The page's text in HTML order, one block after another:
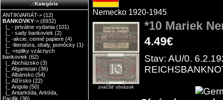
.::Kategórie
ANTIKVARIÁT-> (12)
BANKOVKY-> (6932)
|_ - privátne vydania (101)
|_ - sady bankoviek (2)
|_ -akcie, cenné papiere (4)
|_ -literatúra, obaly, pomôcky (1)
|_ -repliky vzácnych
bankoviek (62)
|_ Abcházsko (3)
|_ Afganistan (36)
|_ Albánsko (54)
|_ Alžírsko (22)
|_ Angola (50)
|_ Antarktída, Arktída,
Pacifik (36)
Nemecko 1920-1945
zväčšiť obrázok
*10 Mariek
4.49€
Stav: AU/0.